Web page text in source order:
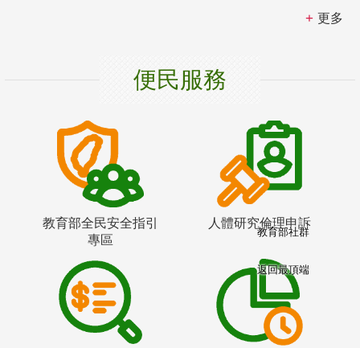
更多
便民服務
教育部全民安全指引
專區
人體研究倫理申訴
教育部社群
返回最頂端